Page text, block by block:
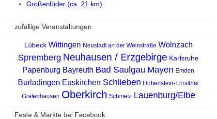
Großenlüder (ca. 21 km)
zufällige Veranstaltungen
Lübeck Wittingen Neustadt an der Weinstraße Wolnzach
Spremberg Neuhausen / Erzgebirge Karlsruhe
Papenburg Bayreuth Bad Saulgau Mayen Emden
Burladingen Euskirchen Schlieben Hohenstein-Ernstthal
Grafenhausen Oberkirch Schmelz Lauenburg/Elbe
Feste & Märkte bei Facebook